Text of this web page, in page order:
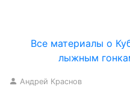
Все материалы о
лыжным
Андрей Краснов